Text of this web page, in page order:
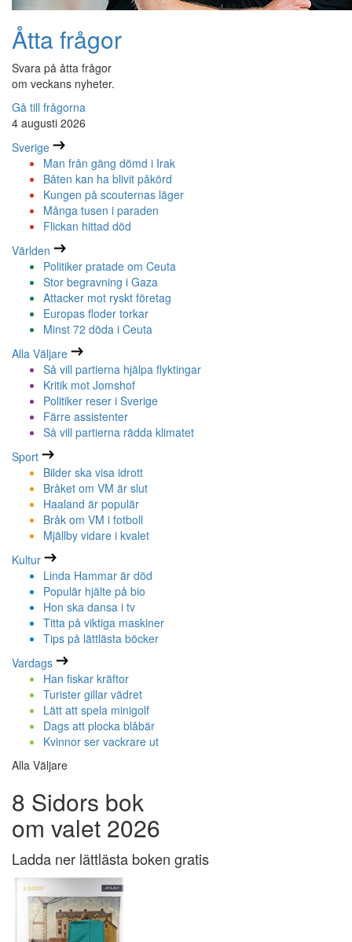
Åtta frågor
Svara på åtta frågor
om veckans nyheter.
Gå till frågorna
4 augusti 2026
Sverige
Man från gäng dömd i Irak
Båten kan ha blivit påkörd
Kungen på scouternas läger
Många tusen i paraden
Flickan hittad död
Världen
Politiker pratade om Ceuta
Stor begravning i Gaza
Attacker mot ryskt företag
Europas floder torkar
Minst 72 döda i Ceuta
Alla Väljare
Så vill partierna hjälpa flyktingar
Kritik mot Jomshof
Politiker reser i Sverige
Färre assistenter
Så vill partierna rädda klimatet
Sport
Bilder ska visa idrott
Bråket om VM är slut
Haaland är populär
Bråk om VM i fotboll
Mjällby vidare i kvalet
Kultur
Linda Hammar är död
Populär hjälte på bio
Hon ska dansa i tv
Titta på viktiga maskiner
Tips på lättlästa böcker
Vardags
Han fiskar kräftor
Turister gillar vädret
Lätt att spela minigolf
Dags att plocka blåbär
Kvinnor ser vackrare ut
Alla Väljare
8 Sidors bok
om valet 2026
Ladda ner lättlästa boken gratis